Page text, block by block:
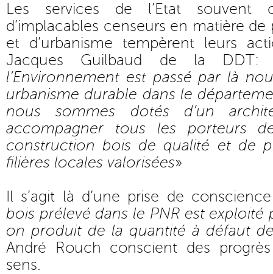
Les services de l’Etat souvent
d’implacables censeurs en matière
et d’urbanisme tempèrent leurs
Jacques Guilbaud de la DDT:
l’Environnement est passé par là
urbanisme durable dans le
nous sommes dotés d’un
accompagner tous les porteurs
construction bois de qualité et de
filières locales valorisées»
Il s’agit là d’une prise de
bois prélevé dans le PNR est exploité
on produit de la quantité à défaut
André Rouch conscient des
sens.